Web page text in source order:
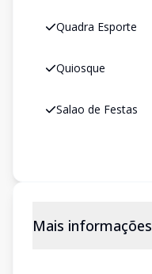
Quadra Esporte
Quiosque
Salao de Festas
Mais informações